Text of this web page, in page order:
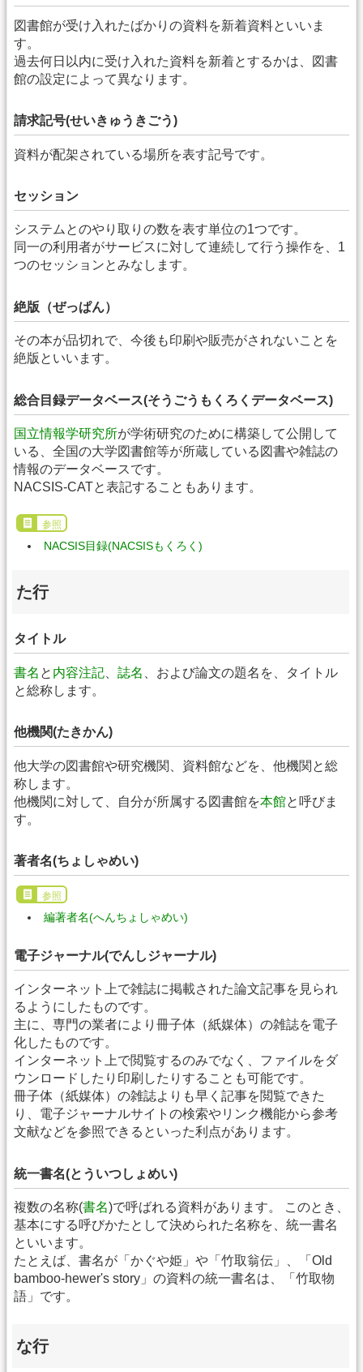
図書館が受け入れたばかりの資料を新着資料といいま
す。
過去何日以内に受け入れた資料を新着とするかは、図書
館の設定によって異なります。
請求記号(せいきゅうきごう)
資料が配架されている場所を表す記号です。
セッション
システムとのやり取りの数を表す単位の1つです。
同一の利用者がサービスに対して連続して行う操作を、1
つのセッションとみなします。
絶版（ぜっぱん）
その本が品切れで、今後も印刷や販売がされないことを
絶版といいます。
総合目録データベース(そうごうもくろくデータベース)
国立情報学研究所が学術研究のために構築して公開して
いる、全国の大学図書館等が所蔵している図書や雑誌の
情報のデータベースです。
NACSIS-CATと表記することもあります。
参照
NACSIS目録(NACSISもくろく)
た行
タイトル
書名 と 内容注記 誌名
、および論文の題名を、タイトル
と総称します。
他機関(たきかん)
他大学の図書館や研究機関、資料館などを、他機関と総
称します。
他機関に対して、自分が所属する図書館を本館と呼びま
す。
著者名(ちょしゃめい)
参照
編著者名(へんちょしゃめい)
電子ジャーナル(でんしジャーナル)
インターネット上で雑誌に掲載された論文記事を見られ
るようにしたものです。
主に、専門の業者により冊子体（紙媒体）の雑誌を電子
化したものです。
インターネット上で閲覧するのみでなく、ファイルをダ
ウンロードしたり印刷したりすることも可能です。
冊子体（紙媒体）の雑誌よりも早く記事を閲覧できた
り、電子ジャーナルサイトの検索やリンク機能から参考
文献などを参照できるといった利点があります。
統一書名(とういつしょめい)
複数の名称(書名)で呼ばれる資料があります。 このとき、
基本にする呼びかたとして決められた名称を、統一書名
といいます。
たとえば、書名が「かぐや姫」や「竹取翁伝」、「Old
bamboo-hewer's story」の資料の統一書名は、「竹取物
語」です。
な行